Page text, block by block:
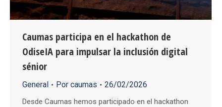
Caumas participa en el hackathon de
OdiseIA para impulsar la inclusión digital
sénior
General Por caumas 26/02/2026
Desde Caumas hemos participado en el hackathon